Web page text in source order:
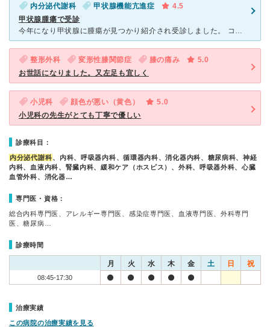
内分泌代謝科 甲状腺機能亢進症
4.5
甲状腺腫瘍で受診
今年になり甲状腺に腫瘍が見つかり紹介され受診しました。 コロナなどで大変な中皆さん頑張っておられるなぁと思いました。色々心配ですが、12月に摘出手術を受ける予定です。 先生はとても明るく私の不安を
整形外科 変形性膝関節症 膝の痛み
5.0
お世話になりました。又左足も宜しく
小児科 顔色が悪い（黄色）
5.0
小児科の先生がとても丁寧で優しい
診療科目：
内分泌代謝科、内科、呼吸器内科、循環器内科、消化器内科、糖尿病科、神経
内科、血液内科、腎臓内科、緩和ケア（ホスピス）、外科、呼吸器外科、心臓
血管外科、消化器…
専門医・資格：
総合内科専門医、アレルギー専門医、感染症専門医、血液専門医、外科専門
医、糖尿病…
診療時間
月 火 水 木 金 土 日 祝
08:45-17:30
治療実績
この病院の治療実績を見る